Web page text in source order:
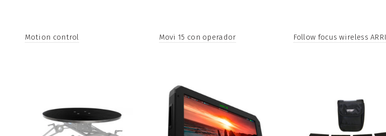
Motion control Movi 15 con operador Follow focus wireless ARRI